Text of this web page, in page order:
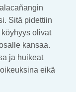
Sitä pidettiin
olivat
kansaa.
ja huikeat
eikä